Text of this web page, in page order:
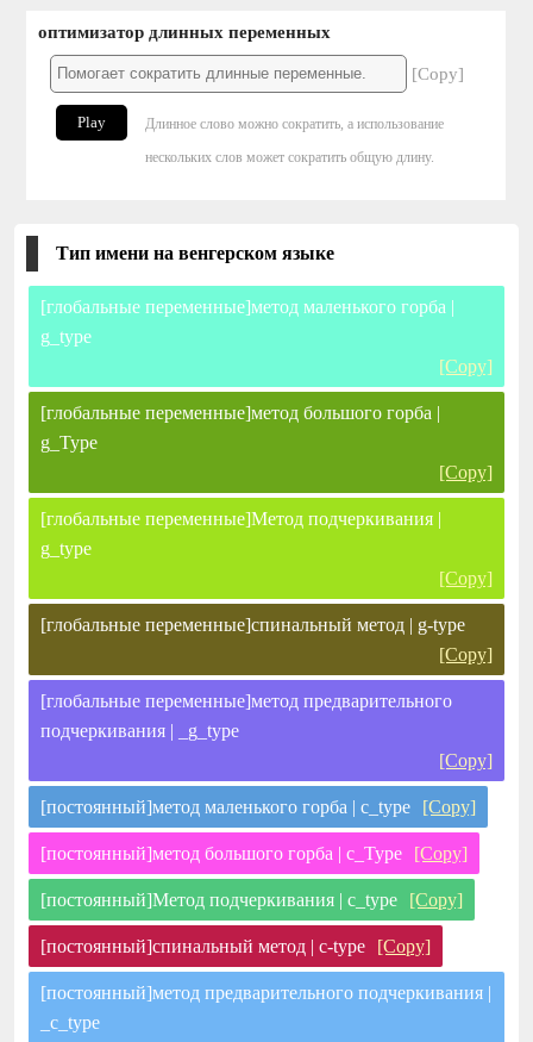
оптимизатор длинных переменных
[Copy]
Play
Длинное слово можно сократить, а использование
нескольких слов может сократить общую длину.
Тип имени на венгерском языке
[глобальные переменные]метод маленького горба |
g_type
[Copy]
[глобальные переменные]метод большого горба |
g_Type
[Copy]
[глобальные переменные]Метод подчеркивания |
g_type
[Copy]
[глобальные переменные]спинальный метод | g-type
[Copy]
[глобальные переменные]метод предварительного
подчеркивания | _g_type
[Copy]
[постоянный]метод маленького горба | c_type [Copy]
[постоянный]метод большого горба | c_Type [Copy]
[постоянный]Метод подчеркивания | c_type [Copy]
[постоянный]спинальный метод | c-type [Copy]
[постоянный]метод предварительного подчеркивания |
_c_type